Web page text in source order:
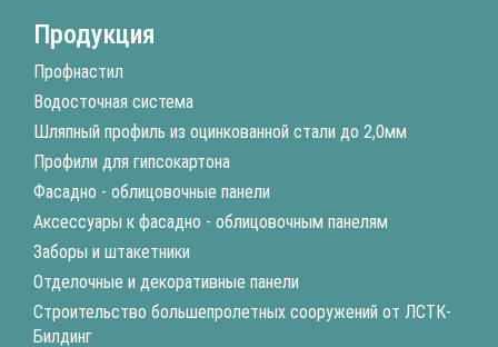
Продукция
Профнастил
Водосточная система
Шляпный профиль из оцинкованной стали до 2,0мм
Профили для гипсокартона
Фасадно - облицовочные панели
Аксессуары к фасадно - облицовочным панелям
Заборы и штакетники
Отделочные и декоративные панели
Строительство большепролетных сооружений от ЛСТК-
Билдинг